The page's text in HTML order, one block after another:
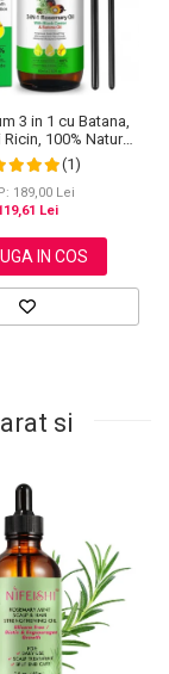
3 in 1 cu Batana,
100% Natural
parului, tratarea
pielii, Aliver 60 ml
(1)
189,00 Lei
Lei
IN COS
si